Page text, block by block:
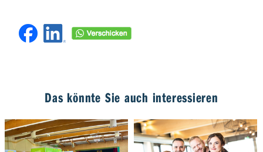
Das könnte Sie auch interessieren